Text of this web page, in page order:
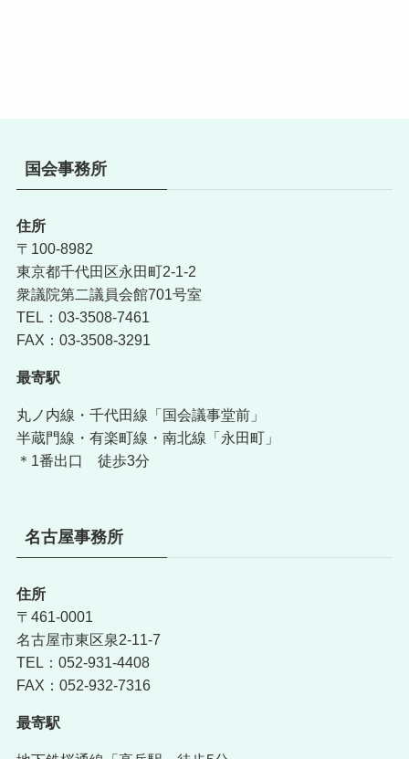
国会事務所
住所
〒100-8982
東京都千代田区永田町2-1-2
衆議院第二議員会館701号室
TEL：03-3508-7461
FAX：03-3508-3291
最寄駅
丸ノ内線・千代田線「国会議事堂前」
半蔵門線・有楽町線・南北線「永田町」
＊1番出口 徒歩3分
名古屋事務所
住所
〒461-0001
名古屋市東区泉2-11-7
TEL：052-931-4408
FAX：052-932-7316
最寄駅